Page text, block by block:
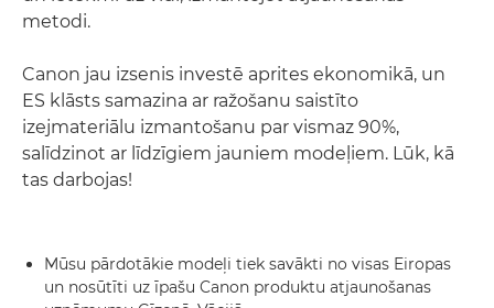
metodi.
Canon jau izsenis investē aprites ekonomikā, un
ES klāsts samazina ar ražošanu saistīto
izejmateriālu izmantošanu par vismaz 90%,
salīdzinot ar līdzīgiem jauniem modeļiem. Lūk, kā
tas darbojas!
Mūsu pārdotākie modeļi tiek savākti no visas Eiropas
un nosūtīti uz īpašu Canon produktu atjaunošanas